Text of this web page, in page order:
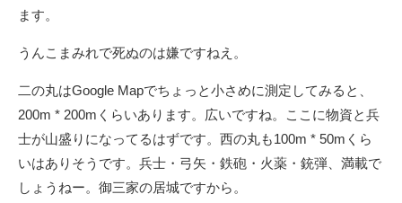
ます。
うんこまみれで死ぬのは嫌ですねえ。
二の丸はGoogle Mapでちょっと小さめに測定してみると、
200m * 200mくらいあります。広いですね。ここに物資と兵
士が山盛りになってるはずです。西の丸も100m * 50mくら
いはありそうです。兵士・弓矢・鉄砲・火薬・銃弾、満載で
しょうねー。御三家の居城ですから。